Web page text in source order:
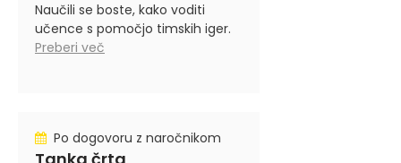
Naučili se boste, kako voditi
učence s pomočjo timskih iger.
Preberi več
Po dogovoru z naročnikom